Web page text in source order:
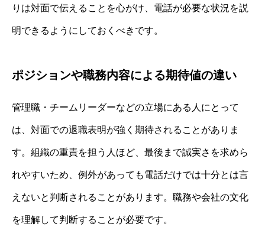
りは対面で伝えることを心がけ、電話が必要な状況を説
明できるようにしておくべきです。
ポジションや職務内容による期待値の違い
管理職・チームリーダーなどの立場にある人にとって
は、対面での退職表明が強く期待されることがありま
す。組織の重責を担う人ほど、最後まで誠実さを求めら
れやすいため、例外があっても電話だけでは十分とは言
えないと判断されることがあります。職務や会社の文化
を理解して判断することが必要です。